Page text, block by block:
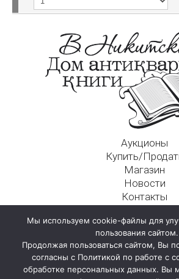
Аукционы
Купить/
Магазин
Новости
Контакты
125009, г. Москва, Никитский
Мы используем cookie-файлы для
пользования сайтом.
Продолжая пользоваться сайтом, Вы
согласны с Политикой по работе с
обработке персональных данных. Вы